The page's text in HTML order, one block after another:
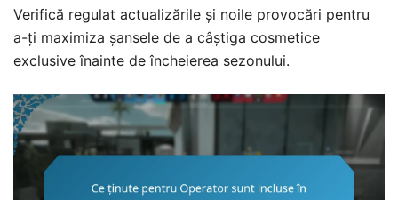
Verifică regulat actualizările și noile provocări pentru
a-ți maximiza șansele de a câștiga cosmetice
exclusive înainte de încheierea sezonului.